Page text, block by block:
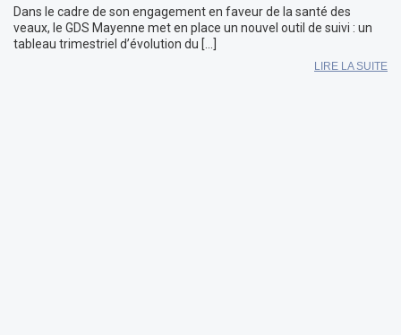
Dans le cadre de son engagement en faveur de la santé des
veaux, le GDS Mayenne met en place un nouvel outil de suivi : un
tableau trimestriel d’évolution du […]
LIRE LA SUITE